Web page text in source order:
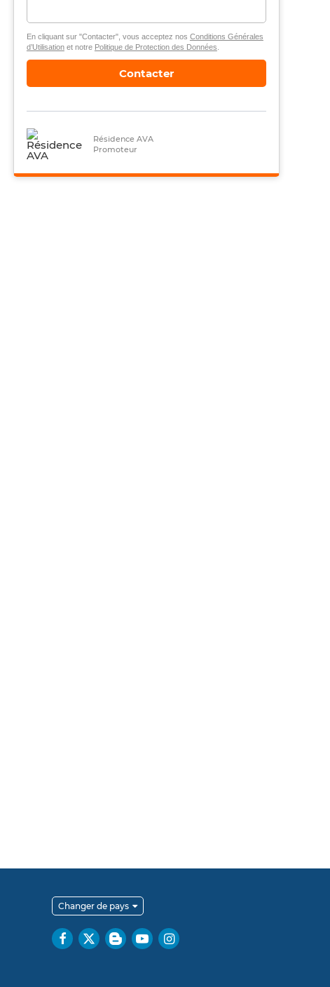
En cliquant sur "Contacter", vous acceptez nos Conditions Générales
d’Utilisationet notre Politique de Protection des Données
Contacter
Résidence AVA
Promoteur
Changer de pays